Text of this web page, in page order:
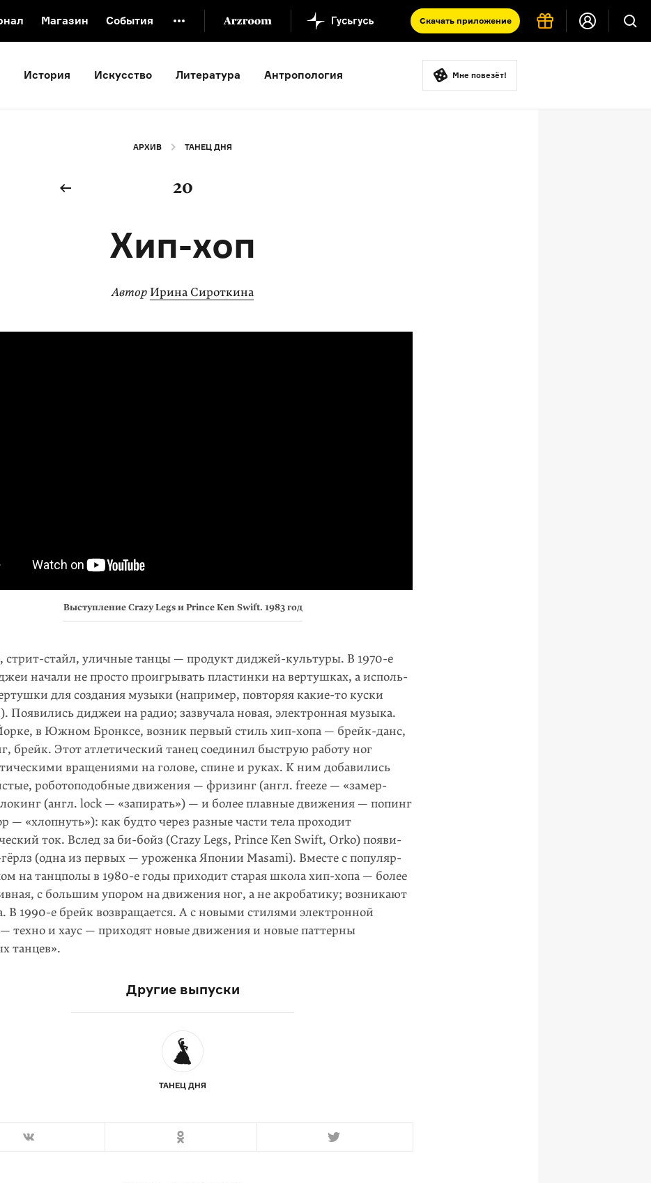
Магазин События Скачать приложение
культуры
Русский язык от «гой еси» до «лол кек»
Что такое античность
История Искусство Литература Антропология Мне повезёт!
АРХИВ ТАНЕЦ ДНЯ
20
Хип-хоп
АвторИрина Сироткина
Выступление Crazy Legs и Prince Ken Swift. 1983 год
стрит-стайл, уличные танцы — продукт диджей-культуры. В 1970-е
начали не просто проигрывать пластинки на вертушках, а исполь­
для создания музыки (например, повторяякакие-токуски
Появились диджеи на радио; зазвучала новая, электронная музыка.
в Южном Бронксе, возник первый стиль хип-хопа — брейк-данс,
брейк. Этот атлетический танец соединил быструю работу ног
вращениями на голове, спине и руках. К ним добавились
роботоподобные движения — фризинг (англ. freeze — «замер­
локинг (англ. lock — «запирать») — и более плавные движения — попинг
— «хлопнуть»): как будто через разные части тела проходит
ток. Вслед за би-бойз (Crazy Legs, Prince Ken Swift, Orko) появи­
(одна из первых — уроженка Японии Masami). Вместе с популяр­
на танцполы в 1980-е годы приходит старая школа хип-хопа — более
с большим упором на движения ног, а не акробатику; возникают
В 1990-е брейк возвращается. А с новыми стилями элек­тронной
техно и хаус — приходят новые движения и новые паттер­ны
танцев».
Другие выпуски
ТАНЕЦ ДНЯ